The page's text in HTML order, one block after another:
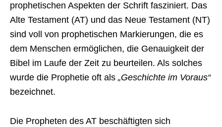
prophetischen Aspekten der Schrift fasziniert. Das
Alte Testament (AT) und das Neue Testament (NT)
sind voll von prophetischen Markierungen, die es
dem Menschen ermöglichen, die Genauigkeit der
Bibel im Laufe der Zeit zu beurteilen. Als solches
wurde die Prophetie oft als „Geschichte im Voraus“
bezeichnet.
Die Propheten des AT beschäftigten sich